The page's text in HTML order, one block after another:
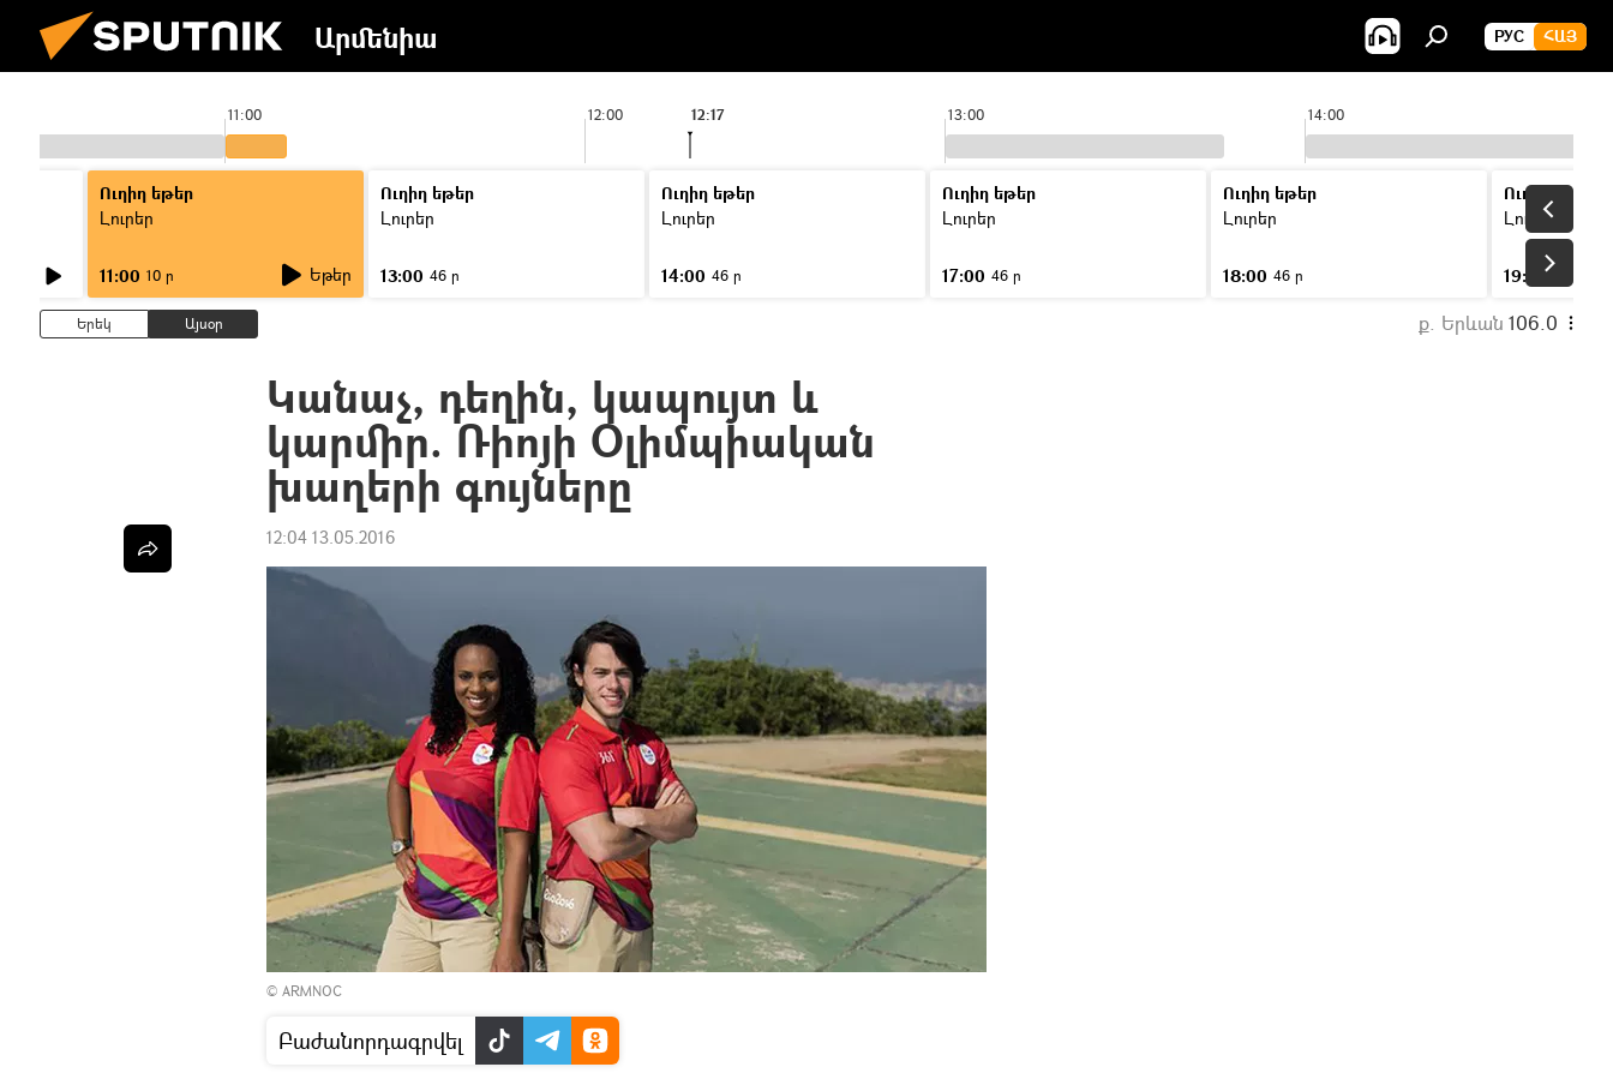
Արմենիա РУС ՀԱՅ
11:00 12:00 13:00 14:00
12:17
Ուղիղ եթեր
Լուրեր
11:00 10 ր Եթեր
Ուղիղ եթեր
Լուրեր
13:00 46 ր
Ուղիղ եթեր
Լուրեր
14:00 46 ր
Ուղիղ եթեր
Լուրեր
17:00 46 ր
Ուղիղ եթեր
Լուրեր
18:00 46 ր
Ուղիղ եթեր
Լուրեր
19:00
Երեկ Այսօր ք. Երևան 106.0
Կանաչ, դեղին, կապույտ և
կարմիր. Ռիոյի Օլիմպիական
խաղերի գույները
12:04 13.05.2016
© ARMNOC
Բաժանորդագրվել